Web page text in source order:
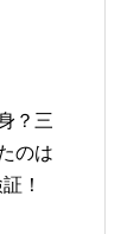
？三
のは
！